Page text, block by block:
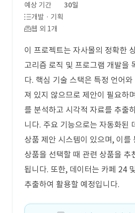
예상 기간
30일
개발 · 기획
웹 외 1개
이 프로젝트는 자사몰의 정확한
고리즘 로직 및 프로그램 개발을
다. 핵심 기술 스택은 특정 언어
져 있지 않으므로 제안이 필요하
를 분석하고 시각적 자료를 추출
니다. 주요 기능으로는 자동화된
상품 제안 시스템이 있으며, 이를
상품을 선택할 때 관련 상품을 추
됩니다. 또한, 데이터는 카페 24
추출하여 활용할 예정입니다.